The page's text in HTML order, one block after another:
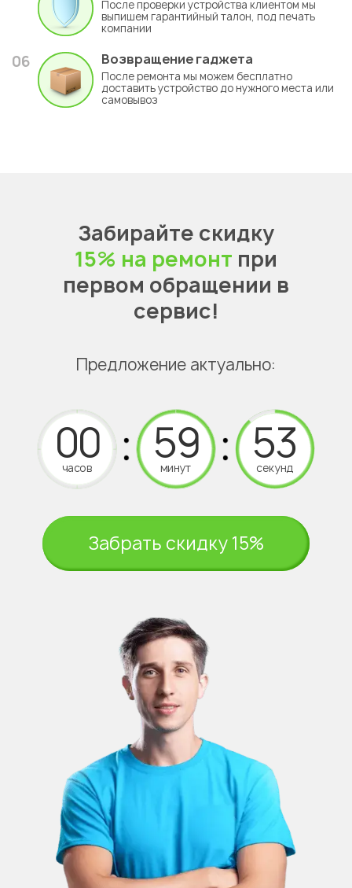
После проверки устройства клиентом мы
выпишем гарантийный талон, под печать
компании
06 Возвращение гаджета
После ремонта мы можем бесплатно
доставить устройство до нужного места или
самовывоз
Забирайте скидку
15% на ремонт при
первом обращении в
сервис!
Предложение актуально:
часов минут секунд
Забрать скидку 15%